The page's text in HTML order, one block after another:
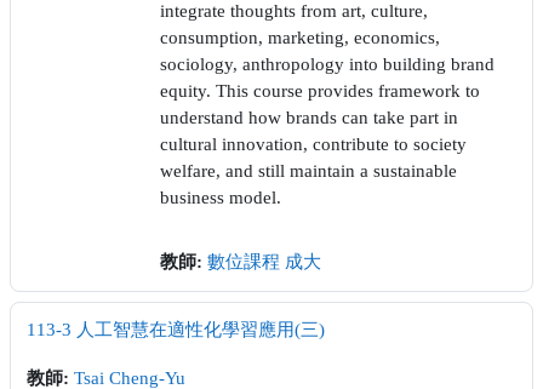
integrate thoughts from art, culture,
consumption, marketing, economics,
sociology, anthropology into building brand
equity. This course provides framework to
understand how brands can take part in
cultural innovation, contribute to society
welfare, and still maintain a sustainable
business model.
教師: 數位課程 成大
113-3 人工智慧在適性化學習應用(三)
教師: Tsai Cheng-Yu